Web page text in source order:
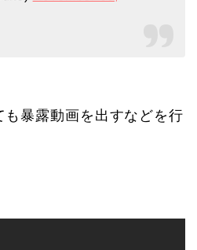
も暴露動画を出すなどを行